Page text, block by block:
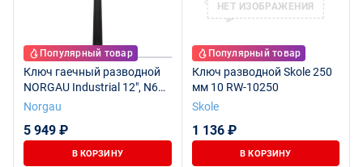
Популярный товар
Ключ гаечный разводной
NORGAU Industrial 12", N62-
12
Norgau
5 949 ₽
В КОРЗИНУ
Популярный товар
НЕТ ИЗОБРАЖЕНИЯ
Ключ разводной Skole 250
мм 10 RW-10250
Skole
1 136 ₽
В КОРЗИНУ